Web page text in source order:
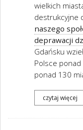
wielkich
destrukcyjne
naszego
deprawacji
Gdańsku
Polsce ponad
ponad 130
czytaj więcej